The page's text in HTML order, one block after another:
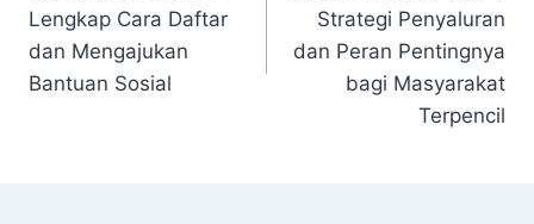
Lengkap Cara Daftar
dan Mengajukan
Bantuan Sosial
Strategi Penyaluran
dan Peran Pentingnya
bagi Masyarakat
Terpencil